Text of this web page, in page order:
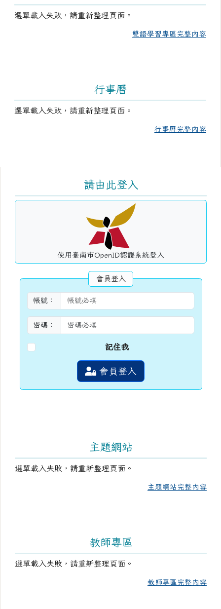
選單載入失敗，請重新整理頁面。
雙語學習專區完整內容
行事曆
選單載入失敗，請重新整理頁面。
行事曆完整內容
請由此登入
使用臺南市OpenID認證系統登入
會員登入
帳號：
密碼：
記住我
會員登入
主題網站
選單載入失敗，請重新整理頁面。
主題網站完整內容
教師專區
選單載入失敗，請重新整理頁面。
教師專區完整內容